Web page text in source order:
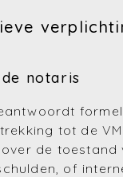
notaris
tot de
de toestand
of